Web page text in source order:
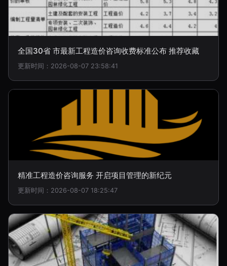
全国30省 市最新工程造价咨询收费标准公布 推荐收藏
更新时间：2026-08-07 23:58:41
精准工程造价咨询服务 开启项目管理的新纪元
更新时间：2026-08-07 18:25:47